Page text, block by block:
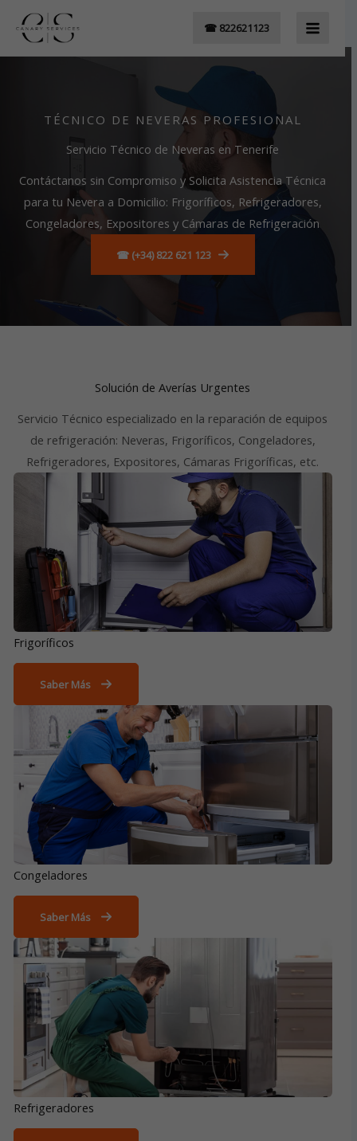
contenido
☎ 822621123
TÉCNICO DE NEVERAS PROFESIONAL
Servicio Técnico de Neveras en Tenerife
Contáctanos sin Compromiso y Solicita Asistencia Técnica
para tu Nevera a Domicilio: Frigoríficos, Refrigeradores,
Congeladores, Expositores y Cámaras de Refrigeración
☎ (+34) 822 621 123
Solución de Averías Urgentes
Servicio Técnico especializado en la reparación de equipos
de refrigeración: Neveras, Frigoríficos, Congeladores,
Refrigeradores, Expositores, Cámaras Frigoríficas, etc.
Frigoríficos
Saber Más
Congeladores
Saber Más
Refrigeradores